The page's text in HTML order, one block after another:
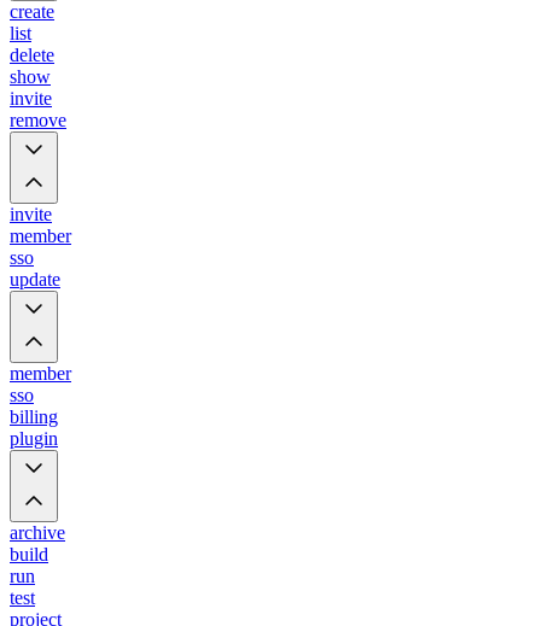
create
list
delete
show
invite
remove
invite
member
sso
update
member
sso
billing
plugin
archive
build
run
test
project